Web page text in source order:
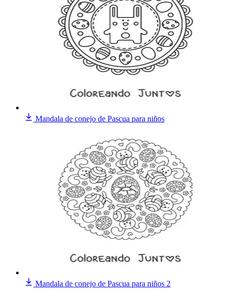
Mandala de conejo de Pascua para niños
Mandala de conejo de Pascua para niños 2